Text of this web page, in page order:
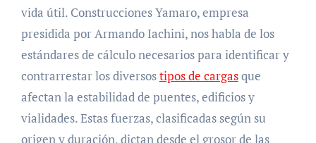
vida útil. Construcciones Yamaro, empresa
presidida por Armando Iachini, nos habla de los
estándares de cálculo necesarios para identificar y
contrarrestar los diversostipos de cargasque
afectan la estabilidad de puentes, edificios y
vialidades. Estas fuerzas, clasificadas según su
origen y duración, dictan desde el grosor de las